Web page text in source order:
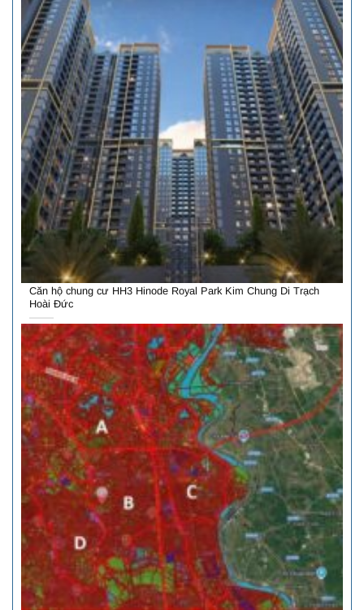
Căn hộ chung cư HH3 Hinode Royal Park Kim Chung Di Trạch
Hoài Đức